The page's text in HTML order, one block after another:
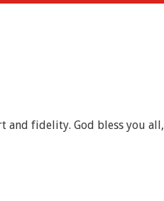
and fidelity. God bless you all,